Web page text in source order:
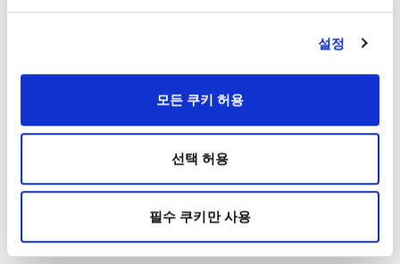
설정
모든 쿠키 허용
선택 허용
필수 쿠키만 사용